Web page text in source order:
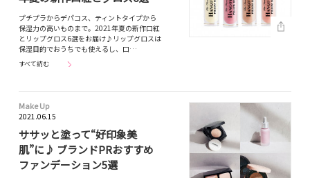
プチプラからデパコス、ティントタイプから
保湿力の高いものまで。2021年夏の新作口紅
とリップグロス6選をお届け♪リップグロスは
保湿目的でおうちでも使えるし、口…
すべて読む
Make Up
2021.06.15
ササッと塗って“好印象美
肌”に♪ ブランドPRおすすめ
ファンデーション5選